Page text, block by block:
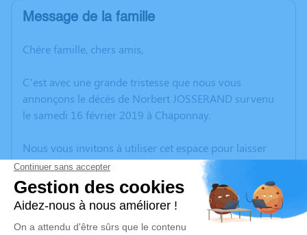
Message de la famille
Chère famille, chers amis,
C’est avec une grande tristesse que nous vous
annonçons le décès de Norbert JOSSERAND survenu
le samedi 16 février 2019 à Chaponnay.
Nous vous invitons à utiliser cet espace pour laisser
vos condoléances, partager des photos souvenirs, une
anecdote ou exprimer vos pensées à travers des
poèmes ou des textes. Cet endroit est un lieu
d'expression dédié à honorer la mémoire de Norbert
JOSSERAND.